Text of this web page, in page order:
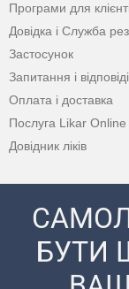
Програми для
Довідка і Служба
Застосунок
Запитання і відповіді
Оплата і доставка
Послуга Likar Online
Довідник ліків
БУТИ